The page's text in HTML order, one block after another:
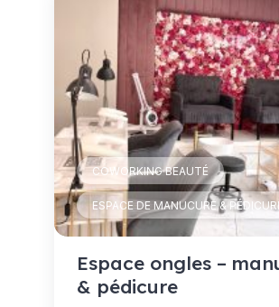
COWORKING BEAUTÉ
ESPACE DE MANUCURE &
Espace ongles –
& pédicure